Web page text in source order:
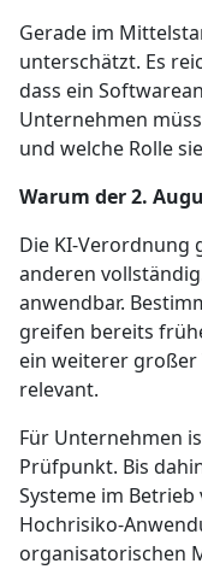
Gerade im
unterschätzt. Es
dass ein
Unternehmen
und welche Rolle
Warum der 2.
Die KI-Verordnung
anderen
anwendbar.
greifen bereits
ein weiterer
relevant.
Für Unternehmen
Prüfpunkt. Bis
Systeme im
Hochrisiko-
organisatorischen